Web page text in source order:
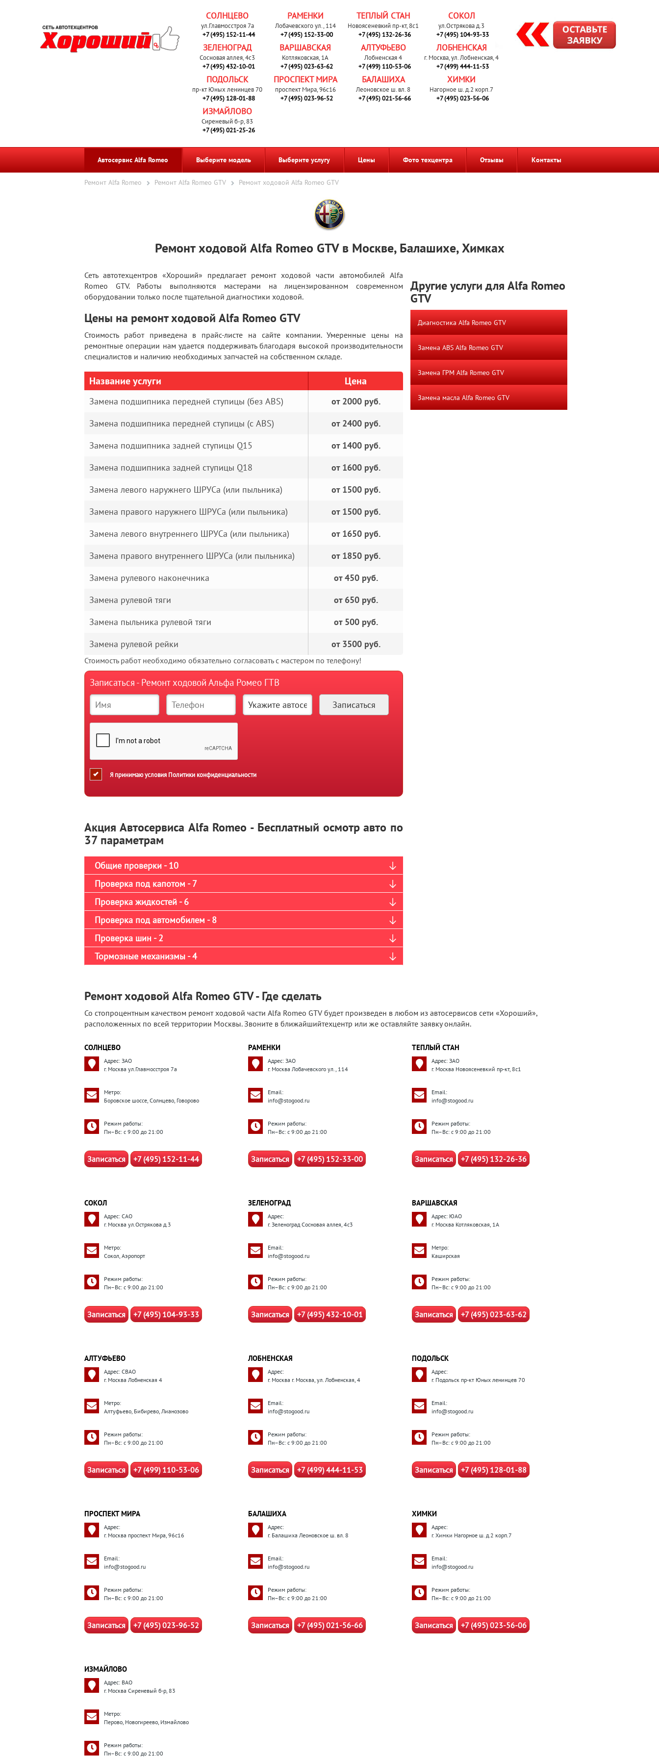
СОЛНЦЕВО
ул.Главмосстроя 7а
+7 (495) 152-11-44
РАМЕНКИ
Лобачевского ул., 114
+7 (495) 152-33-00
ТЕПЛЫЙ СТАН
Новоясеневкий пр-кт, 8с1
+7 (495) 132-26-36
СОКОЛ
ул.Острякова д.3
+7 (495) 104-93-33
ЗЕЛЕНОГРАД
Сосновая аллея, 4с3
+7 (495) 432-10-01
ВАРШАВСКАЯ
Котляковская, 1А
+7 (495) 023-63-62
АЛТУФЬЕВО
Лобненская 4
+7 (499) 110-53-06
ЛОБНЕНСКАЯ
г. Москва, ул. Лобненская, 4
+7 (499) 444-11-53
ПОДОЛЬСК
пр-кт Юных ленинцев 70
+7 (495) 128-01-88
ПРОСПЕКТ МИРА
проспект Мира, 96с16
+7 (495) 023-96-52
БАЛАШИХА
Леоновское ш. вл. 8
+7 (495) 021-56-66
ХИМКИ
Нагорное ш. д.2 корп.7
+7 (495) 023-56-06
ИЗМАЙЛОВО
Сиреневый б-р, 83
+7 (495) 021-25-26
Автосервис Alfa Romeo Выберите модель Выберите услугу Цены Фото техцентра Отзывы Контакты
Ремонт Alfa Romeo Ремонт Alfa Romeo GTV Ремонт ходовой Alfa Romeo GTV
Ремонт ходовой Alfa Romeo GTV в Москве, Балашихе, Химках
Сеть автотехцентров «Хороший» предлагает ремонт ходовой части автомобилей Alfa
Romeo GTV. Работы выполняются мастерами на лицензированном современном
оборудовании только после тщательной диагностики ходовой.
Цены на ремонт ходовой Alfa Romeo GTV
Стоимость работ приведена в прайс-листе на сайте компании. Умеренные цены на
ремонтные операции нам удается поддерживать благодаря высокой производительности
специалистов и наличию необходимых запчастей на собственном складе.
Название услуги Цена
Замена подшипника передней ступицы (без ABS)
от 2000 руб.
Замена подшипника передней ступицы (с ABS)
от 2400 руб.
Замена подшипника задней ступицы Q15
от 1400 руб.
Замена подшипника задней ступицы Q18
от 1600 руб.
Замена левого наружнего ШРУСа (или пыльника)
от 1500 руб.
Замена правого наружнего ШРУСа (или пыльника)
от 1500 руб.
Замена левого внутреннего ШРУСа (или пыльника)
от 1650 руб.
Замена правого внутреннего ШРУСа (или пыльника)
от 1850 руб.
Замена рулевого наконечника
от 450 руб.
Замена рулевой тяги
от 650 руб.
Замена пыльника рулевой тяги
от 500 руб.
Замена рулевой рейки
от 3500 руб.
Стоимость работ необходимо обязательно согласовать с мастером по телефону!
Записаться - Ремонт ходовой Альфа Ромео ГТВ
Я принимаю условия Политики конфиденциальности
Акция Автосервиса Alfa Romeo - Бесплатный осмотр авто по
37 параметрам
Общие проверки - 10
Проверка под капотом - 7
Проверка жидкостей - 6
Проверка под автомобилем - 8
Проверка шин - 2
Тормозные механизмы - 4
Другие услуги для Alfa Romeo
GTV
Диагностика Alfa Romeo GTV
Замена ABS Alfa Romeo GTV
Замена ГРМ Alfa Romeo GTV
Замена масла Alfa Romeo GTV
Ремонт ходовой Alfa Romeo GTV - Где сделать
Со стопроцентным качеством ремонт ходовой части Alfa Romeo GTV будет произведен в любом из автосервисов сети «Хороший»,
расположенных по всей территории Москвы. Звоните в ближайшийтехцентр или же оставляйте заявку онлайн.
СОЛНЦЕВО
Адрес: ЗАО
г. Москва ул.Главмосстроя 7а
Метро:
Боровское шоссе, Солнцево, Говорово
Режим работы:
Пн–Вс: с 9:00 до 21:00
Записаться +7 (495) 152-11-44
РАМЕНКИ
Адрес: ЗАО
г. Москва Лобачевского ул., 114
Email:
info@stogood.ru
Режим работы:
Пн–Вс: с 9:00 до 21:00
Записаться +7 (495) 152-33-00
ТЕПЛЫЙ СТАН
Адрес: ЗАО
г. Москва Новоясеневкий пр-кт, 8с1
Email:
info@stogood.ru
Режим работы:
Пн–Вс: с 9:00 до 21:00
Записаться +7 (495) 132-26-36
СОКОЛ
Адрес: САО
г. Москва ул.Острякова д.3
Метро:
Сокол, Аэропорт
Режим работы:
Пн–Вс: с 9:00 до 21:00
Записаться +7 (495) 104-93-33
ЗЕЛЕНОГРАД
Адрес:
г. Зеленоград Сосновая аллея, 4с3
Email:
info@stogood.ru
Режим работы:
Пн–Вс: с 9:00 до 21:00
Записаться +7 (495) 432-10-01
ВАРШАВСКАЯ
Адрес: ЮАО
г. Москва Котляковская, 1А
Метро:
Каширская
Режим работы:
Пн–Вс: с 9:00 до 21:00
Записаться +7 (495) 023-63-62
АЛТУФЬЕВО
Адрес: СВАО
г. Москва Лобненская 4
Метро:
Алтуфьево, Бибирево, Лианозово
Режим работы:
Пн–Вс: с 9:00 до 21:00
Записаться +7 (499) 110-53-06
ЛОБНЕНСКАЯ
Адрес:
г. Москва г. Москва, ул. Лобненская, 4
Email:
info@stogood.ru
Режим работы:
Пн–Вс: с 9:00 до 21:00
Записаться +7 (499) 444-11-53
ПОДОЛЬСК
Адрес:
г. Подольск пр-кт Юных ленинцев 70
Email:
info@stogood.ru
Режим работы:
Пн–Вс: с 9:00 до 21:00
Записаться +7 (495) 128-01-88
ПРОСПЕКТ МИРА
Адрес:
г. Москва проспект Мира, 96с16
Email:
info@stogood.ru
Режим работы:
Пн–Вс: с 9:00 до 21:00
Записаться +7 (495) 023-96-52
БАЛАШИХА
Адрес:
г. Балашиха Леоновское ш. вл. 8
Email:
info@stogood.ru
Режим работы:
Пн–Вс: с 9:00 до 21:00
Записаться +7 (495) 021-56-66
ХИМКИ
Адрес:
г. Химки Нагорное ш. д.2 корп.7
Email:
info@stogood.ru
Режим работы:
Пн–Вс: с 9:00 до 21:00
Записаться +7 (495) 023-56-06
ИЗМАЙЛОВО
Адрес: ВАО
г. Москва Сиреневый б-р, 83
Метро:
Перово, Новогиреево, Измайлово
Режим работы:
Пн–Вс: с 9:00 до 21:00